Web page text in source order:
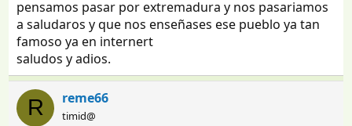
pensamos pasar por extremadura y nos pasariamos
a saludaros y que nos enseñases ese pueblo ya tan
famoso ya en internert
saludos y adios.
R reme66
timid@